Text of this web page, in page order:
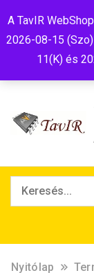
A TavIR
2026-08-15
11(K) és
Nyitólap